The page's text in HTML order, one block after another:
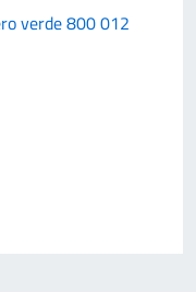
verde 800 012